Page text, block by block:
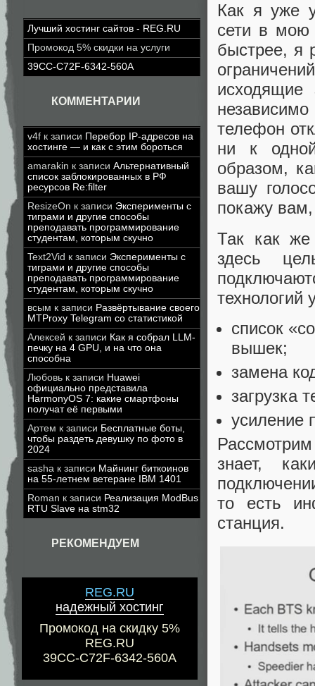
Лучший хостинг сайтов - REG.RU
Промокод 5% скидки на услуги
39CC-C72F-6342-560A
КОММЕНТАРИИ
v4f к записи Перебор IP-адресов на
хостинге — и как с этим бороться
amarakin к записи Альтернативный
список заблокированных в РФ
ресурсов Re:filter
ResizeOn к записи Эксперименты с
тиграми и другие способы
преподавать программирование
студентам, которым скучно
Text2Vid к записи Эксперименты с
тиграми и другие способы
преподавать программирование
студентам, которым скучно
всым к записи Развёртывание своего
MTProxy Telegram со статистикой
Алексей к записи Как я собрал LLM-
печку на 4 GPU, и на что она
способна
Любовь к записи Huawei
официально представила
HarmonyOS 7: какие смартфоны
получат её первыми
Артем к записи Бесплатные боты,
чтобы раздеть девушку по фото в
2024
sasha к записи Майнинг биткоинов
на 55-летнем ветеране IBM 1401
Roman к записи Реализация ModBus
RTU Slave на stm32
РЕКОМЕНДУЕМ
REG.RU
надежный хостинг
Промокод на скидку 5%
REG.RU
39CC-C72F-6342-560A
Как я уже
сети в мою
быстрее, я
исходящие
телефон
ни к
образом,
вашу
покажу
Так как же
здесь
технологий
список
вышек;
замена
загрузка
усиление
знает,
то есть
станция.